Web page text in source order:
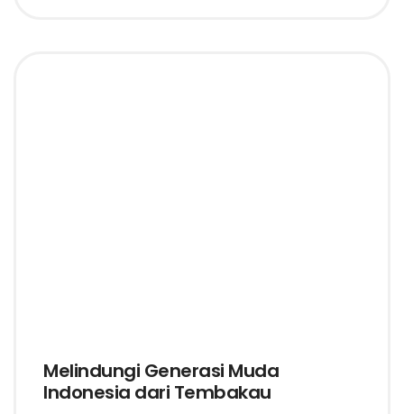
Melindungi Generasi Muda
Indonesia dari Tembakau